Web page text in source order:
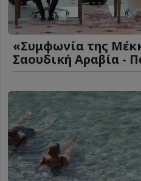
«Συμφωνία της
Σαουδική Αραβία -